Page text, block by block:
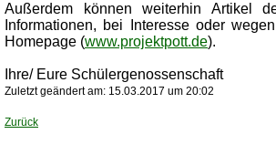
Außerdem können weiterhin Artikel
Informationen, bei Interesse oder
Homepage (www.projektpott.de).
Ihre/ Eure Schülergenossenschaft
Zuletzt geändert am: 15.03.2017 um 20:02
Zurück